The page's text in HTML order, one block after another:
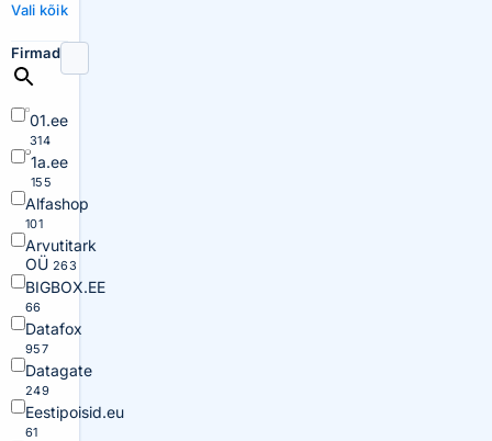
Vali kõik
Firmad
01.ee
314
1a.ee
155
Alfashop
101
Arvutitark
OÜ 263
BIGBOX.EE
66
Datafox
957
Datagate
249
Eestipoisid.eu
61